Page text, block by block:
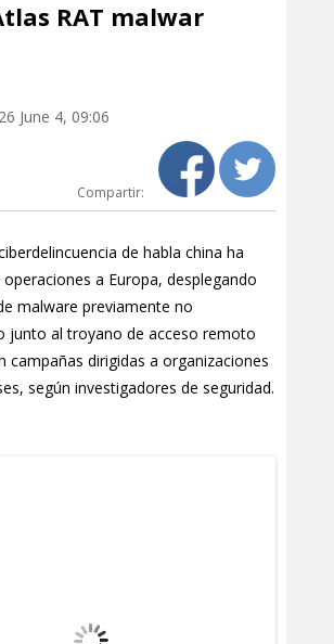
RAT malwar
June 4, 09:06
Compartir:
de habla china ha
a Europa, desplegando
malware previamente no
junto al troyano de acceso remoto
campañas dirigidas a organizaciones
según investigadores de seguridad.